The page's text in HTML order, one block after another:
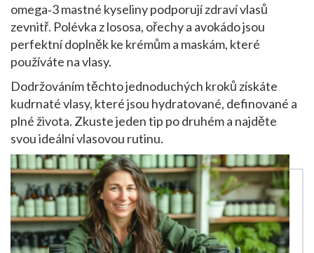
omega‑3 mastné kyseliny podporují zdraví vlasů
zevnitř. Polévka z lososa, ořechy a avokádo jsou
perfektní doplněk ke krémům a maskám, které
používáte na vlasy.
Dodržováním těchto jednoduchých kroků získáte
kudrnaté vlasy, které jsou hydratované, definované a
plné života. Zkuste jeden tip po druhém a najděte
svou ideální vlasovou rutinu.